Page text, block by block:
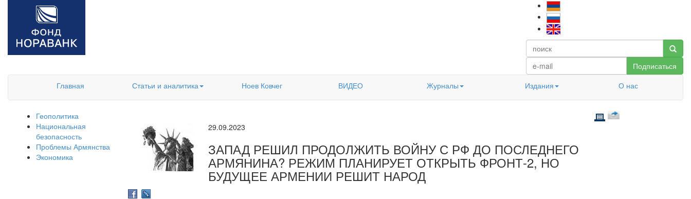
Подписаться
Главная
Статьи и аналитика Ноев Ковчег ВИДЕО Журналы Издания О нас
Геополитика
Национальная
безопасность
Проблемы Армянства
Экономика
29.09.2023
ЗАПАД РЕШИЛ ПРОДОЛЖИТЬ ВОЙНУ С РФ ДО ПОСЛЕДНЕГО
АРМЯНИНА? РЕЖИМ ПЛАНИРУЕТ ОТКРЫТЬ ФРОНТ-2, НО
БУДУЩЕЕ АРМЕНИИ РЕШИТ НАРОД